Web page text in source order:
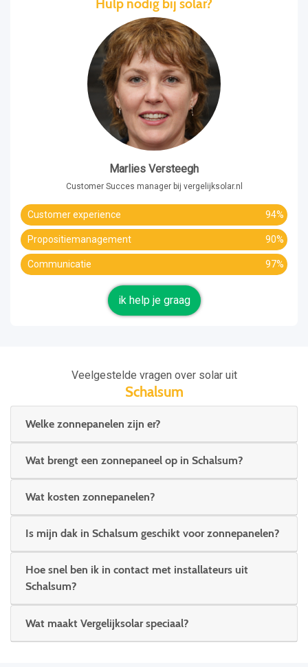
Hulp nodig bij solar?
Marlies Versteegh
Customer Succes manager bij vergelijksolar.nl
Customer experience 94%
Propositiemanagement 90%
Communicatie 97%
ik help je graag
Veelgestelde vragen over solar uit
Schalsum
Welke zonnepanelen zijn er?
Wat brengt een zonnepaneel op in Schalsum?
Wat kosten zonnepanelen?
Is mijn dak in Schalsum geschikt voor zonnepanelen?
Hoe snel ben ik in contact met installateurs uit
Schalsum?
Wat maakt Vergelijksolar speciaal?